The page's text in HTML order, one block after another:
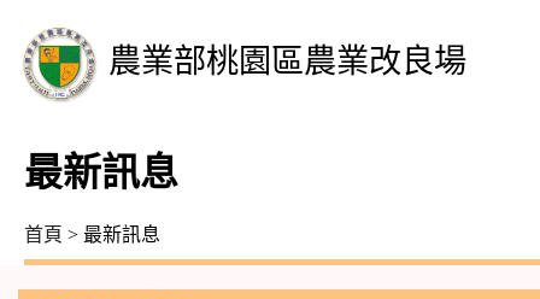
農業部桃園區農業改良場
最新訊息
首頁 > 最新訊息